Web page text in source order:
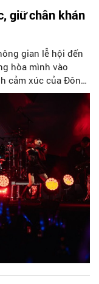
giữ chân khán
gian lễ hội đến
hòa mình vào
cảm xúc của Đông